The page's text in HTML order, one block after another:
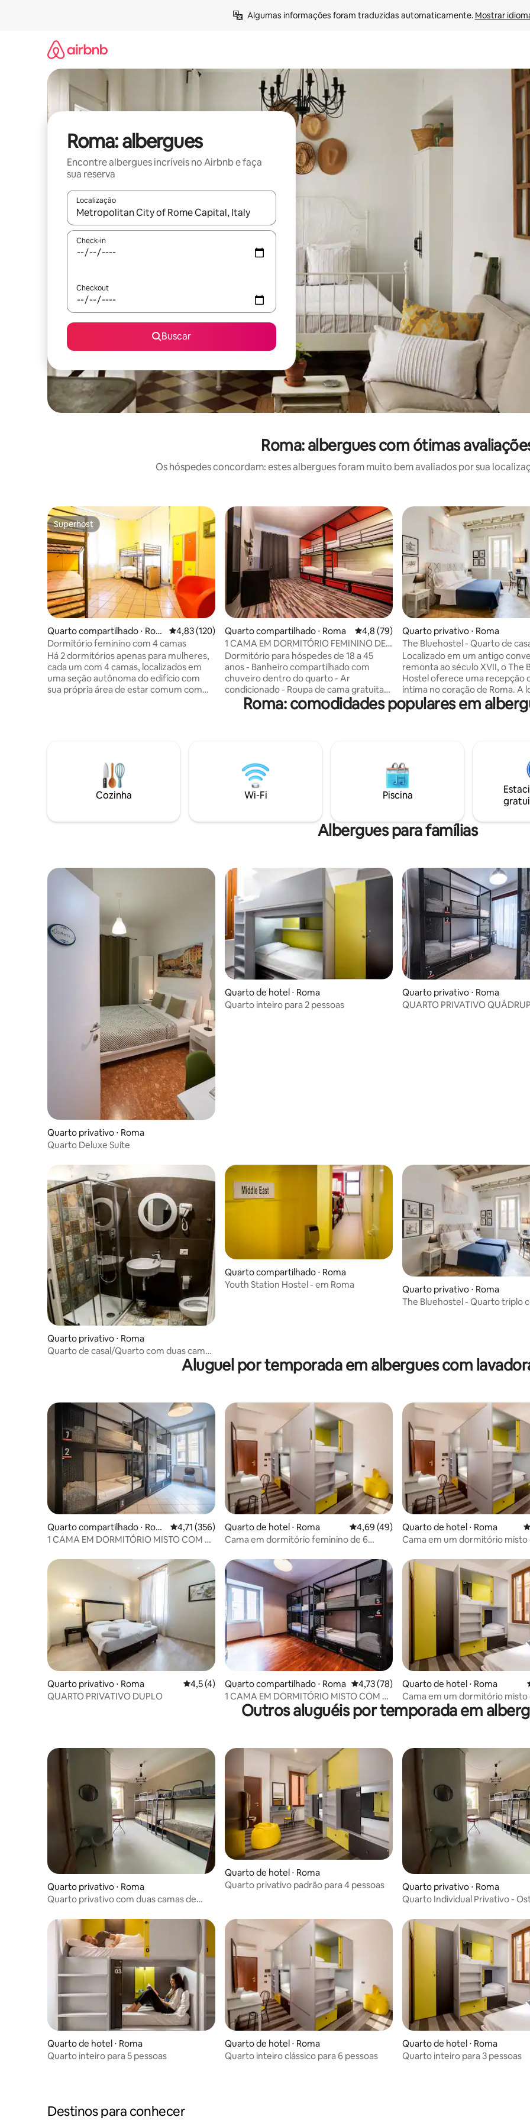
Algumas informações foram traduzidas automaticamente. Mostrar
Roma: albergues
Encontre albergues incríveis no Airbnb e faça
sua reserva
Localização
Quando os resultados estiverem disponíveis, explore-os usando as seta para cima e para baixo do teclado ou tocando
Check-in
Checkout
Buscar
Roma: albergues com ótimas
Os hóspedes concordam: estes albergues foram muito bem avaliados por sua
Superhost
Superhost
Quarto compartilhado ⋅ Rom
a
4,83 de uma avaliação média de 5, 120 avaliações
4,83 (120)
Dormitório feminino com 4 camas
Há 2 dormitórios apenas para mulheres,
cada um com 4 camas, localizados em
uma seção autônoma do edifício com
sua própria área de estar comum com
armário individual para objetos de valor e
acesso ao nosso jardim privado. Roupa
de cama e cobertores fornecidos.
Quarto compartilhado ⋅ Roma 4,8 de uma avaliação média de 5, 79
4,8 (79)
1 CAMA EM DORMITÓRIO FEMININO DE 6
QUARTOS
Dormitório para hóspedes de 18 a 45
anos - Banheiro compartilhado com
chuveiro dentro do quarto - Ar
condicionado - Roupa de cama gratuita
incluída - Toalhas para alugar - Armário
pessoal gratuito - Cofre pessoal gratuito
- Traslados para o aeroporto - Recepção
24 horas Os quartos podem estar no
prédio da recepção ou no prédio do lado
do bar CIR: 058091-OSS-00055
Quarto privativo ⋅ Roma
The Bluehostel - Quarto de
banheiro
Localizado em um antigo
remonta ao século XVII, o The
Hostel oferece uma recepção
íntima no coração de Roma. A
estratégica, entre a Estação
Coliseu, tornará cada
condicionado, frigobar, piso em
e Wi-Fi gratuito. Além disso,
colocaremos quatro
cada cama!
Roma: comodidades populares em
Cozinha Wi-Fi Piscina
Albergues para famílias
Quarto privativo ⋅ Roma
Quarto Deluxe Suíte
Quarto de hotel ⋅ Roma
Quarto inteiro para 2 pessoas
Quarto privativo ⋅ Roma
QUARTO PRIVATIVO
Quarto privativo ⋅ Roma
Quarto de casal/Quarto com duas camas
Quarto compartilhado ⋅ Roma
Youth Station Hostel - em Roma
Quarto privativo ⋅ Roma
The Bluehostel - Quarto triplo
Aluguel por temporada em albergues com
Quarto compartilhado ⋅ Rom
a
4,71 de uma avaliação média de 5, 356 avaliações
4,71 (356)
1 CAMA EM DORMITÓRIO MISTO COM 4
Quarto de hotel ⋅ Roma 4,69 de uma avaliação média de 5, 49
4,69 (49)
Cama em dormitório feminino de 6
Quarto de hotel ⋅ Roma
Cama em um dormitório misto
Quarto privativo ⋅ Roma 4,5 de uma avaliação média de 5, 4 avaliações
4,5 (4)
QUARTO PRIVATIVO DUPLO
Quarto compartilhado ⋅ Roma 4,73 de uma avaliação média de 5, 78
4,73 (78)
1 CAMA EM DORMITÓRIO MISTO COM 6
QUARTOS SUÍTES
Quarto de hotel ⋅ Roma
Cama em um dormitório misto
camas no banheiro privado
Outros aluguéis por temporada em
Quarto privativo ⋅ Roma
Quarto privativo com duas camas de
Quarto de hotel ⋅ Roma
Quarto privativo padrão para 4 pessoas
Quarto privativo ⋅ Roma
Quarto Individual Privativo -
Quarto de hotel ⋅ Roma
Quarto inteiro para 5 pessoas
Quarto de hotel ⋅ Roma
Quarto inteiro clássico para 6 pessoas
Quarto de hotel ⋅ Roma
Quarto inteiro para 3 pessoas
Destinos para conhecer